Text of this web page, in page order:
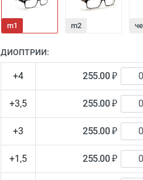
m1 m2
ДИОПТРИИ:
+4 255.00 ₽
+3,5 255.00 ₽
+3 255.00 ₽
+1,5 255.00 ₽